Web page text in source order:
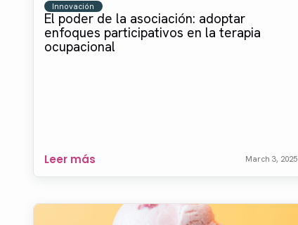
Innovación
El poder de la asociación: adoptar
enfoques participativos en la terapia
ocupacional
Leer más March 3, 2025